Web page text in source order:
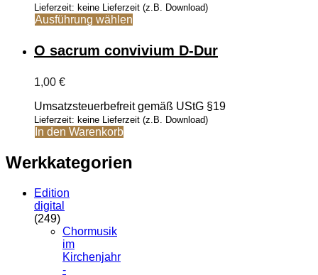
Lieferzeit: keine Lieferzeit (z.B. Download)
Ausführung wählen
weist
mehrere
Optionen
können
O sacrum convivium D-Dur
1,00 €
Umsatzsteuerbefreit gemäß UStG §19
Lieferzeit: keine Lieferzeit (z.B. Download)
In den Warenkorb
Werkkategorien
Edition
digital
(249)
Chormusik
im
Kirchenjahr
-